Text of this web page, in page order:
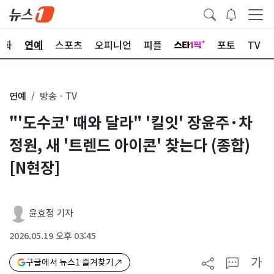
화 연예 스포츠 오피니언 피플 포토 TV
연예 방송ㆍTV
"'도수코' 때와 달라" '킬잇' 장윤주·차
정원, 새 '트렌드 아이콘' 찾는다 (종합)
[N현장]
윤효정 기자
2026.05.19 오후 03:45
구글에서 뉴스1 즐겨찾기 가